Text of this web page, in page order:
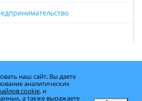
наш сайт, Вы даете
аналитических
cookie, и
а также выражаете